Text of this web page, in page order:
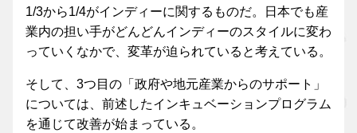
1/3から1/4がインディーに関するものだ。日本でも産
業内の担い手がどんどんインディーのスタイルに変わ
っていくなかで、変革が迫られていると考えている。
そして、3つ目の「政府や地元産業からのサポート」
については、前述したインキュベーションプログラム
を通じて改善が始まっている。